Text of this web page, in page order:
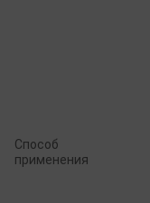
Способ
применения